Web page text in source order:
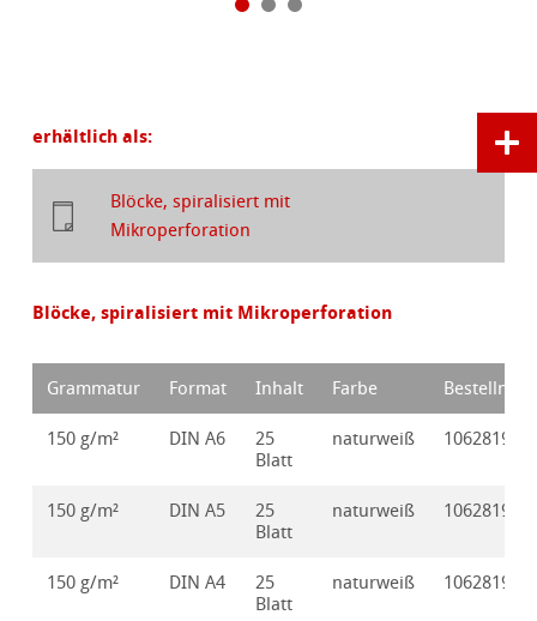
erhältlich als:
Blöcke, spiralisiert mit
Mikroperforation
Blöcke, spiralisiert mit Mikroperforation
Grammatur Format Inhalt Farbe Bestellnr.
150 g/m² DIN A6
25
Blatt
naturweiß 10628190
150 g/m² DIN A5
25
Blatt
naturweiß 10628191
150 g/m² DIN A4
25
Blatt
naturweiß 10628192